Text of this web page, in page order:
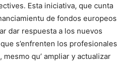
Esta iniciativa, que cunta
de fondos europeos
dar respuesta a los nuevos
s’enfrenten los profesionales
mesmo qu’ ampliar y actualizar